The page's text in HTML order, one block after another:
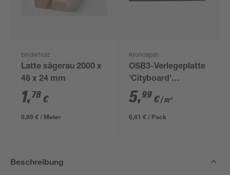
binderholz
Latte sägerau 2000 x
48 x 24 mm
1,78 €
0,89 € / Meter
Kronospan
OSB3-Verlegeplatte
'Cityboard'
ungeschliffen 1690 x
634 x 12 mm
5,99 €/ m²
6,41 € / Pack
Beschreibung